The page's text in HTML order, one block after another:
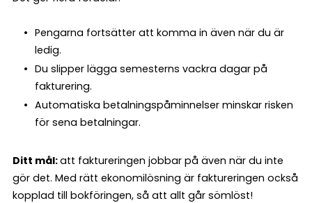
Pengarna fortsätter att komma in även när du är
ledig.
Du slipper lägga semesterns vackra dagar på
fakturering.
Automatiska betalningspåminnelser minskar risken
för sena betalningar.
Ditt mål:att faktureringen jobbar på även när du inte
gör det. Med rätt ekonomilösning är faktureringen också
kopplad till bokföringen, så att allt går sömlöst!